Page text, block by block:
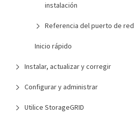
instalación
Referencia del puerto de red
Inicio rápido
Instalar, actualizar y corregir
Configurar y administrar
Utilice StorageGRID